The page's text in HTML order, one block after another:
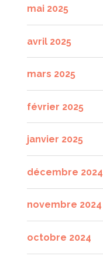
mai 2025
avril 2025
mars 2025
février 2025
janvier 2025
décembre 2024
novembre 2024
octobre 2024